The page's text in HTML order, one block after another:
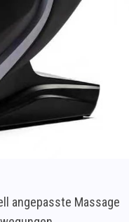
angepasste Massage